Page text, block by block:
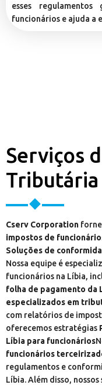
esses
funcionários e ajuda a
Serviços
Tributária
Cserv Corporation
impostos de
Soluções de
Nossa equipe é
funcionários na Líbia,
folha de pagamento da
especializados em
com relatórios de
oferecemos estratégias
Líbia para funcionários
funcionários
regulamentos e
Líbia. Além disso,